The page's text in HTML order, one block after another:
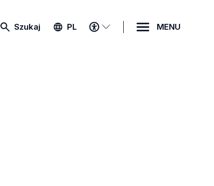
Szukaj PL
MENU
DOSTĘPNOŚCI
MENU